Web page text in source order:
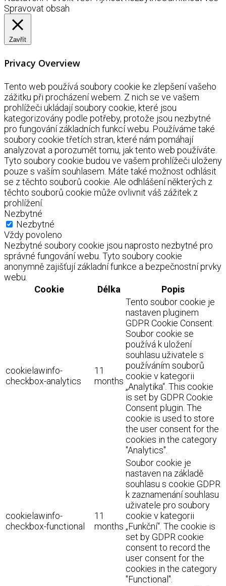
Spravovat obsah
Zavřít
Privacy Overview
Tento web používá soubory cookie ke zlepšení vašeho
zážitku při procházení webem. Z nich se ve vašem
prohlížeči ukládají soubory cookie, které jsou
kategorizovány podle potřeby, protože jsou nezbytné
pro fungování základních funkcí webu. Používáme také
soubory cookie třetích stran, které nám pomáhají
analyzovat a porozumět tomu, jak tento web používáte.
Tyto soubory cookie budou ve vašem prohlížeči uloženy
pouze s vaším souhlasem. Máte také možnost odhlásit
se z těchto souborů cookie. Ale odhlášení některých z
těchto souborů cookie může ovlivnit váš zážitek z
prohlížení.
Nezbytné
Nezbytné
Vždy povoleno
Nezbytné soubory cookie jsou naprosto nezbytné pro
správné fungování webu. Tyto soubory cookie
anonymně zajišťují základní funkce a bezpečnostní prvky
webu.
Cookie
Délka Popis
cookielawinfo-
checkbox-analytics
11
months
Tento soubor cookie je
nastaven pluginem
GDPR Cookie Consent.
Soubor cookie se
používá k uložení
souhlasu uživatele s
používáním souborů
cookie v kategorii
„Analytika“. This cookie
is set by GDPR Cookie
Consent plugin. The
cookie is used to store
the user consent for the
cookies in the category
"Analytics".
cookielawinfo-
checkbox-functional
11
months
Soubor cookie je
nastaven na základě
souhlasu s cookie GDPR
k zaznamenání souhlasu
uživatele pro soubory
cookie v kategorii
„Funkční“. The cookie is
set by GDPR cookie
consent to record the
user consent for the
cookies in the category
"Functional".